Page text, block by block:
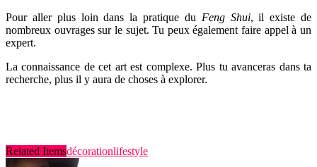
Pour aller plus loin dans la pratique du Feng Shui, il existe de
nombreux ouvrages sur le sujet. Tu peux également faire appel à un
expert.
La connaissance de cet art est complexe. Plus tu avanceras dans ta
recherche, plus il y aura de choses à explorer.
Related Itemsdécorationlifestyle